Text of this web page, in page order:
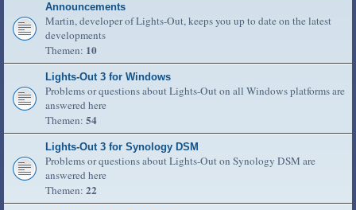
Announcements
Martin, developer of Lights-Out, keeps you up to date on the latest
developments
Themen: 10
Lights-Out 3 for Windows
Problems or questions about Lights-Out on all Windows platforms are
answered here
Themen: 54
Lights-Out 3 for Synology DSM
Problems or questions about Lights-Out on Synology DSM are
answered here
Themen: 22